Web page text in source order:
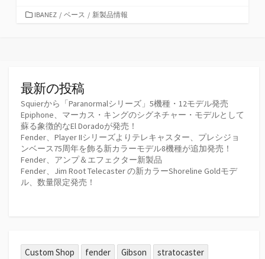
カIBANEZ / ベース / 新製品情報
最新の投稿
Squierから「Paranormalシリーズ」5機種・12モデル発売
Epiphone、マーカス・キングのシグネチャー・モデルとして
蘇る象徴的なEl Doradoが発売！
Fender、Player IIシリーズよりテレキャスター、プレシジョ
ンベース75周年を飾る新カラーモデル8機種が追加発売！
Fender、アンプ＆エフェクター新製品
Fender、Jim Root Telecaster の新カラーShoreline Goldモデ
ル、数量限定発売！
Custom Shop fender Gibson
stratocaster